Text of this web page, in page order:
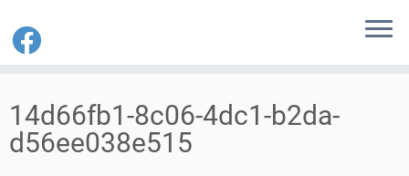
Inhalt
springen
14d66fb1-8c06-4dc1-b2da-
d56ee038e515